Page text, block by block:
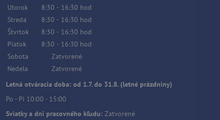
Utorok
8:30 - 16:30 hod
Streda
8:30 - 16:30 hod
Štvrtok
8:30 - 16:30 hod
Piatok
8:30 - 16:30 hod
Sobota
Zatvorené
Nedela
Zatvorené
Letná otváracia doba: od 1.7. do 31.8. (letné prázdniny)
Po - Pi 10:00 - 15:00
Sviatky a dni pracovného kľudu: Zatvorené